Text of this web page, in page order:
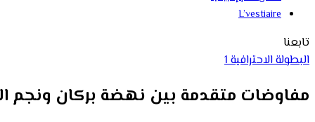
L’vestiaire
تابعنا
البطولة الاحترافية 1
مفاوضات متقدمة بين نهضة بركان ونجم